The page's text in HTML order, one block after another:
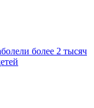
более 2 тысяч